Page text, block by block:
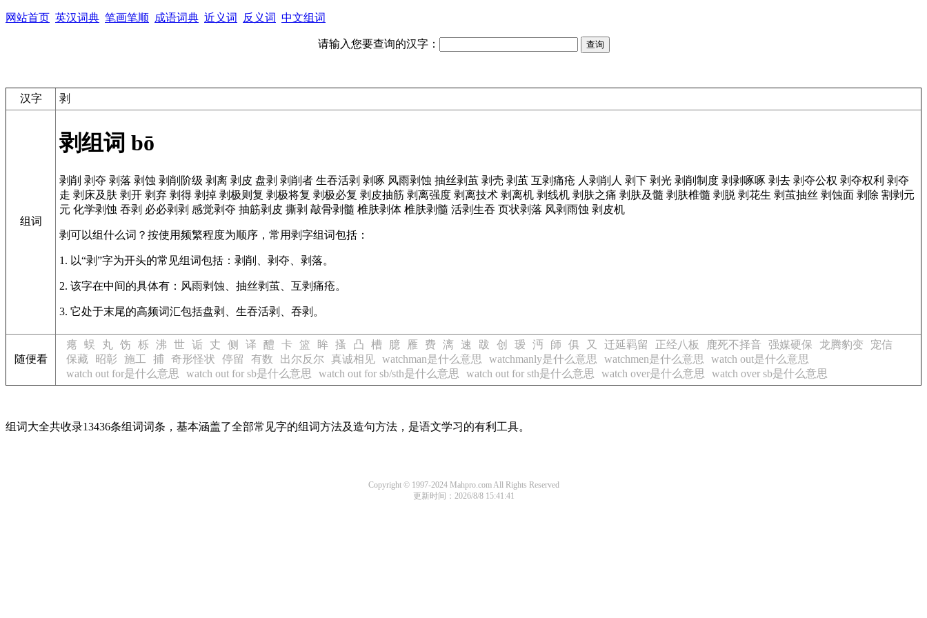
网站首页 英汉词典 笔画笔顺 成语词典 近义词 反义词 中文组词
请输入您要查询的汉字：
汉字 剥
组词
剥组词 bō
剥削 剥夺 剥落 剥蚀 剥削阶级 剥离 剥皮 盘剥 剥削者 生吞活剥 剥啄 风雨剥蚀 抽丝剥茧 剥壳 剥茧 互剥痛疮 人剥削人 剥下 剥光 剥削制度 剥剥啄啄 剥去 剥夺公权 剥夺权利 剥夺
走 剥床及肤 剥开 剥弃 剥得 剥掉 剥极则复 剥极将复 剥极必复 剥皮抽筋 剥离强度 剥离技术 剥离机 剥线机 剥肤之痛 剥肤及髓 剥肤椎髓 剥脱 剥花生 剥茧抽丝 剥蚀面 剥除 割剥元
元 化学剥蚀 吞剥 必必剥剥 感觉剥夺 抽筋剥皮 撕剥 敲骨剥髓 椎肤剥体 椎肤剥髓 活剥生吞 页状剥落 风剥雨蚀 剥皮机
剥可以组什么词？按使用频繁程度为顺序，常用剥字组词包括：
1. 以“剥”字为开头的常见组词包括：剥削、剥夺、剥落。
2. 该字在中间的具体有：风雨剥蚀、抽丝剥茧、互剥痛疮。
3. 它处于末尾的高频词汇包括盘剥、生吞活剥、吞剥。
随便看
瘪 蜈 丸 饬 栎 沸 世 诟 丈 侧 译 醴 卡 篮 眸 搔 凸 槽 臆 雁 费 漓 速 跋 创 瑷 沔 師 俱 又 迁延羁留 正经八板 鹿死不择音 强媒硬保 龙腾豹变
宠信
保藏
昭彰 施工 捕 奇形怪状 停留 有数 出尔反尔 真诚相见 watchman是什么意思 watchmanly是什么意思 watchmen是什么意思
watch out是什么意思
watch out for是什么意思
watch out for sb是什么意思 watch out for sb/sth是什么意思 watch out for sth是什么意思 watch over是什么意思 watch over sb是什么意思
组词大全共收录13436条组词词条，基本涵盖了全部常见字的组词方法及造句方法，是语文学习的有利工具。
Copyright © 1997-2024 Mahpro.com All Rights Reserved
更新时间：2026/8/8 15:41:41